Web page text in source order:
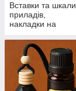
Вставки та шкали
приладів,
накладки на